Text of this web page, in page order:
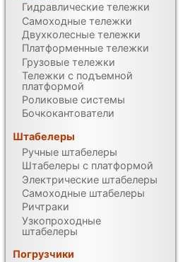
Гидравлические тележки
Самоходные тележки
Двухколесные тележки
Платформенные тележки
Грузовые тележки
Тележки с подъемной
платформой
Роликовые системы
Бочкокантователи
Штабелеры
Ручные штабелеры
Штабелеры с платформой
Электрические штабелеры
Самоходные штабелеры
Ричтраки
Узкопроходные
штабелеры
Погрузчики